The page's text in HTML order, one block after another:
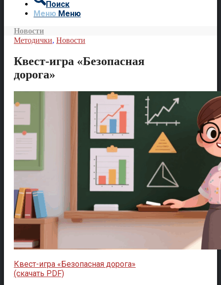
Поиск
Меню Меню
Новости
Методички, Новости
Квест-игра «Безопасная
дорога»
Квест-игра «Безопасная дорога»
(скачать PDF)